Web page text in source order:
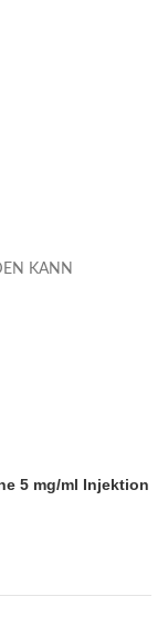
KANN
5 mg/ml Injektion